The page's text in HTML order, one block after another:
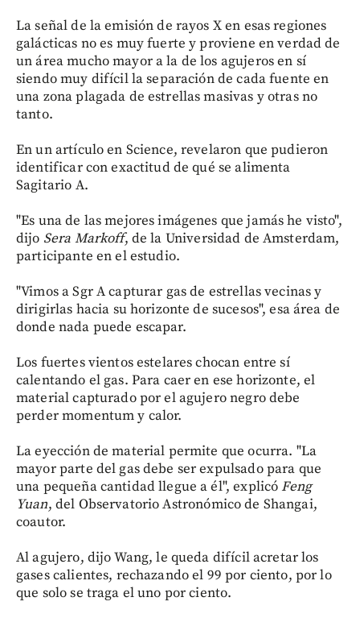
La señal de la emisión de rayos X en esas regiones
galácticas no es muy fuerte y proviene en verdad de
un área mucho mayor a la de los agujeros en sí
siendo muy difícil la separación de cada fuente en
una zona plagada de estrellas masivas y otras no
tanto.
En un artículo en Science, revelaron que pudieron
identificar con exactitud de qué se alimenta
Sagitario A.
"Es una de las mejores imágenes que jamás he visto",
dijo Sera Markoff, de la Universidad de Amsterdam,
participante en el estudio.
"Vimos a Sgr A capturar gas de estrellas vecinas y
dirigirlas hacia su horizonte de sucesos", esa área de
donde nada puede escapar.
Los fuertes vientos estelares chocan entre sí
calentando el gas. Para caer en ese horizonte, el
material capturado por el agujero negro debe
perder momentum y calor.
La eyección de material permite que ocurra. "La
mayor parte del gas debe ser expulsado para que
una pequeña cantidad llegue a él", explicóFeng
Yuan, del Observatorio Astronómico de Shangai,
coautor.
Al agujero, dijo Wang, le queda difícil acretar los
gases calientes, rechazando el 99 por ciento, por lo
que solo se traga el uno por ciento.